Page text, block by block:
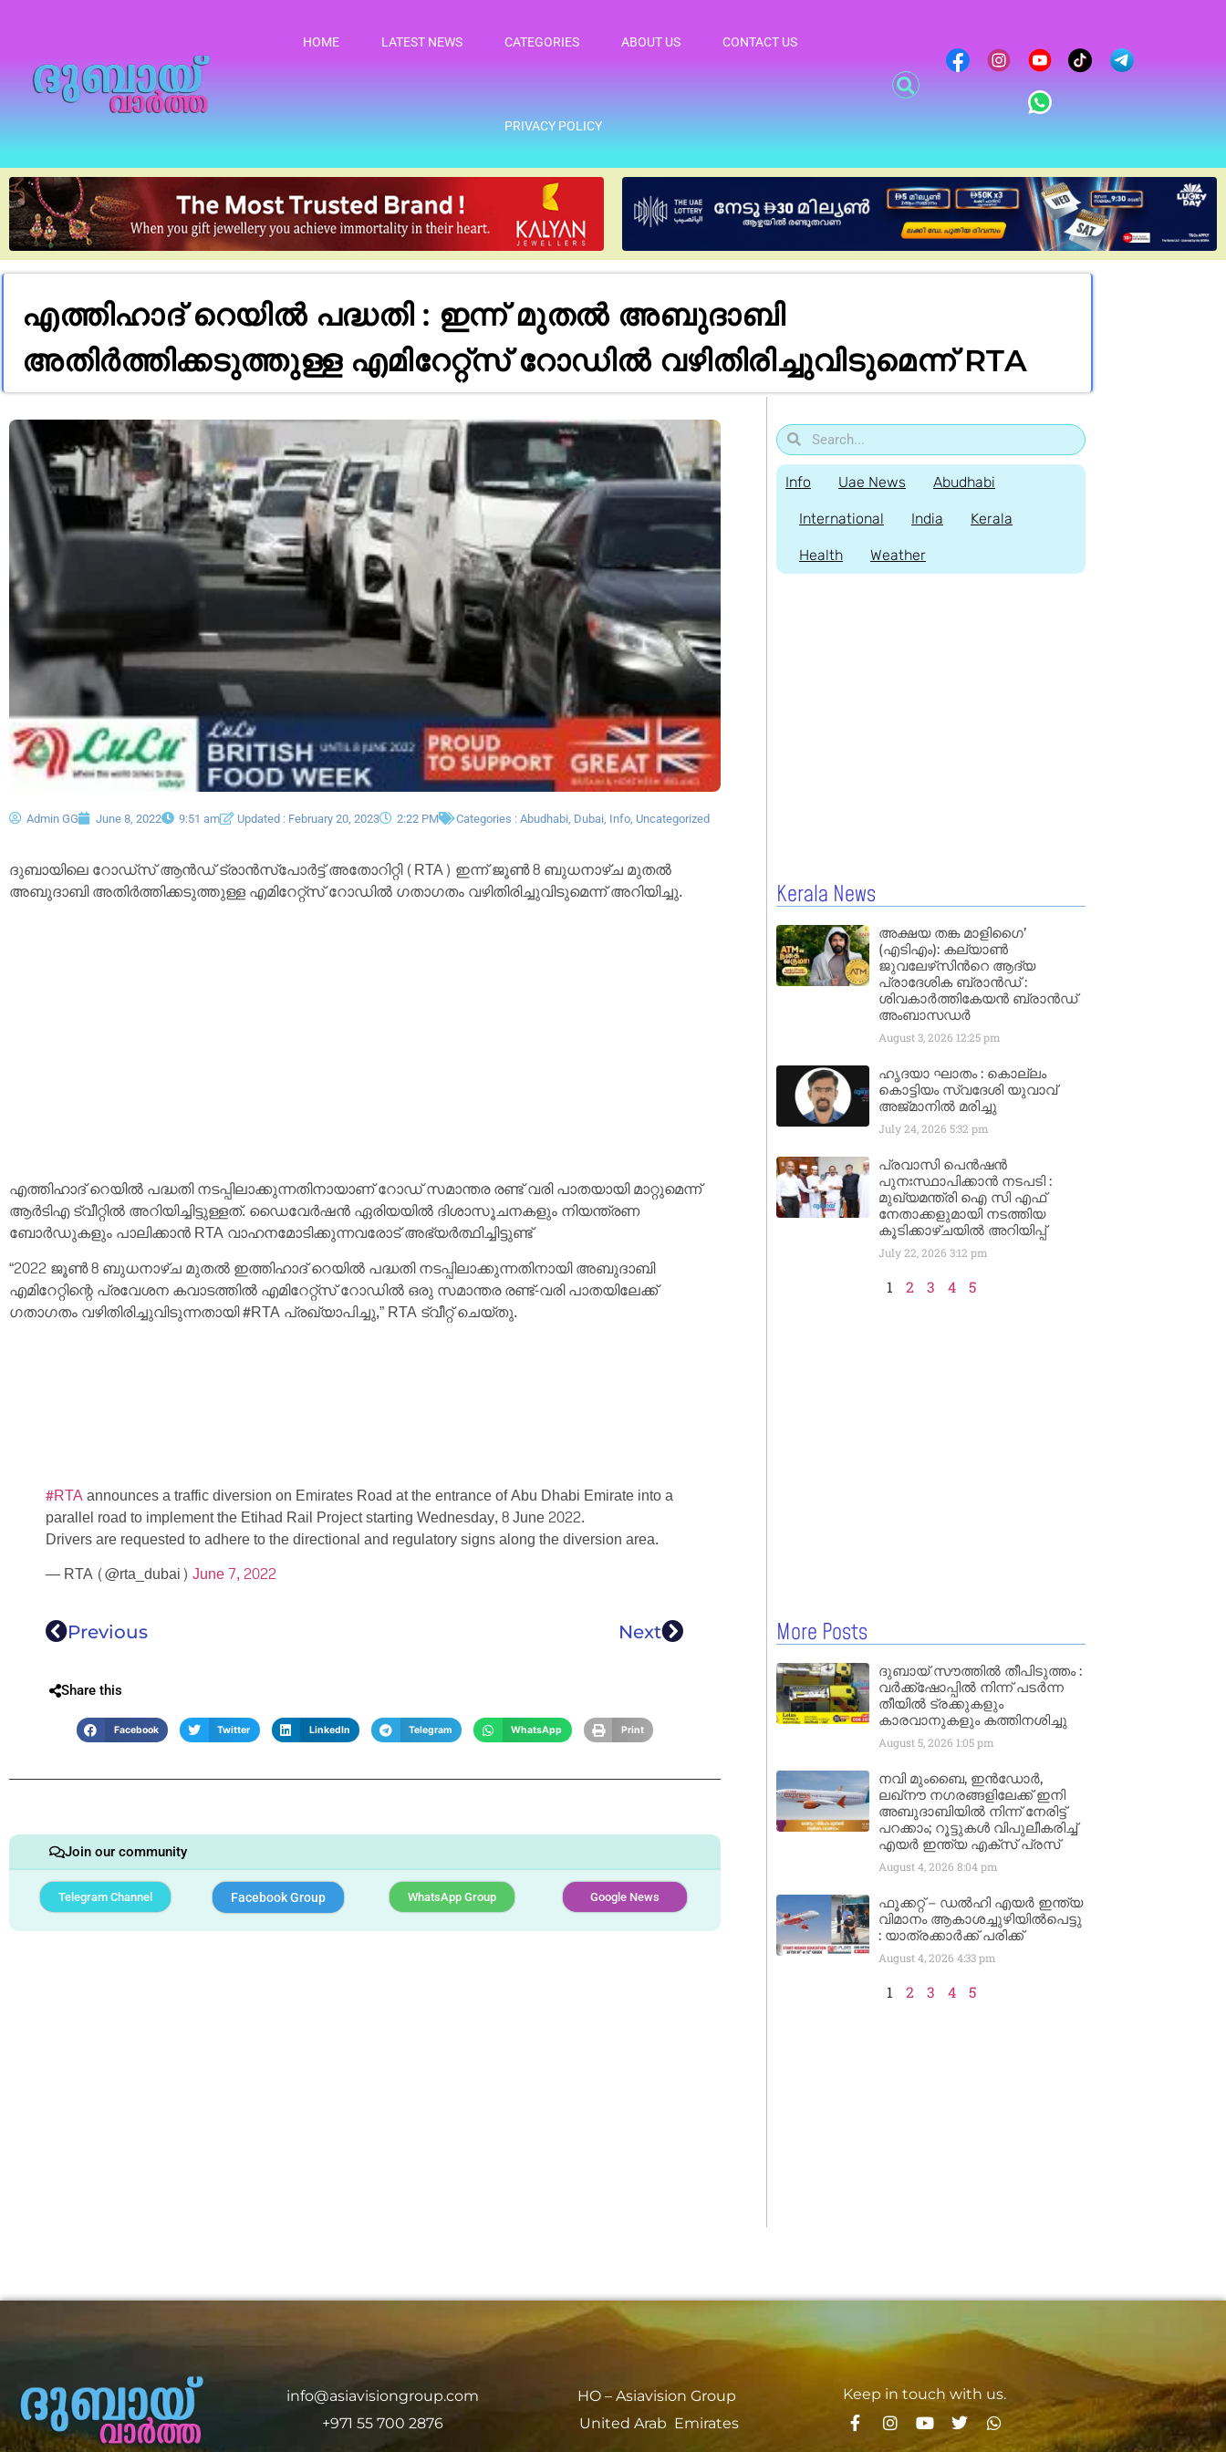
HOME LATEST NEWS CATEGORIES ABOUT US CONTACT US
PRIVACY POLICY
എത്തിഹാദ് റെയിൽ പദ്ധതി : ഇന്ന് മുതൽ അബുദാബി
അതിർത്തിക്കടുത്തുള്ള എമിറേറ്റ്‌സ് റോഡിൽ വഴിതിരിച്ചുവിടുമെന്ന് RTA
Admin GG June 8, 2022 9:51 am Updated : February 20, 2023 2:22 PM Categories : Abudhabi Dubai Info Uncategorized
ദുബായിലെ റോഡ്‌സ് ആൻഡ് ട്രാൻസ്‌പോർട്ട് അതോറിറ്റി (RTA) ഇന്ന് ജൂൺ 8 ബുധനാഴ്ച മുതൽ
അബുദാബി അതിർത്തിക്കടുത്തുള്ള എമിറേറ്റ്‌സ് റോഡിൽ ഗതാഗതം വഴിതിരിച്ചുവിടുമെന്ന് അറിയിച്ചു.
എത്തിഹാദ് റെയിൽ പദ്ധതി നടപ്പിലാക്കുന്നതിനായാണ് റോഡ് സമാന്തര രണ്ട് വരി പാതയായി മാറ്റുമെന്ന്
ആർടിഎ ട്വീറ്റിൽ അറിയിച്ചിട്ടുള്ളത്. ഡൈവേർഷൻ ഏരിയയിൽ ദിശാസൂചനകളും നിയന്ത്രണ
ബോർഡുകളും പാലിക്കാൻ RTA വാഹനമോടിക്കുന്നവരോട് അഭ്യർത്ഥിച്ചിട്ടുണ്ട്
“2022 ജൂൺ 8 ബുധനാഴ്ച മുതൽ ഇത്തിഹാദ് റെയിൽ പദ്ധതി നടപ്പിലാക്കുന്നതിനായി അബുദാബി
എമിറേറ്റിന്റെ പ്രവേശന കവാടത്തിൽ എമിറേറ്റ്സ് റോഡിൽ ഒരു സമാന്തര രണ്ട്-വരി പാതയിലേക്ക്
ഗതാഗതം വഴിതിരിച്ചുവിടുന്നതായി #RTA പ്രഖ്യാപിച്ചു,” RTA ട്വീറ്റ് ചെയ്തു.
#RTAannounces a traffic diversion on Emirates Road at the entrance of Abu Dhabi Emirate into a
parallel road to implement the Etihad Rail Project starting Wednesday, 8 June 2022.
Drivers are requested to adhere to the directional and regulatory signs along the diversion area.
— RTA (@rta_dubai) June 7, 2022
Previous Next
Share this
Facebook Twitter LinkedIn Telegram WhatsApp Print
Join our community
Telegram Channel Facebook Group WhatsApp Group Google News
Info Uae News Abudhabi
International India Kerala
Health Weather
Kerala News
അക്ഷയ തങ്ക മാളിഗൈ’
(എടിഎം): കല്യാണ്‍
ജുവലേഴ്‌സിന്‍റെ ആദ്യ
പ്രാദേശിക ബ്രാന്‍ഡ് :
ശിവകാര്‍ത്തികേയന്‍ ബ്രാന്‍ഡ്
അംബാസഡര്‍
August 3, 2026 12:25 pm
ഹൃദയാ ഘാതം : കൊല്ലം
കൊട്ടിയം സ്വദേശി യുവാവ്
അജ്മാനിൽ മരിച്ചു
July 24, 2026 5:32 pm
പ്രവാസി പെൻഷൻ
പുനഃസ്ഥാപിക്കാൻ നടപടി :
മുഖ്യമന്ത്രി ഐ സി എഫ്
നേതാക്കളുമായി നടത്തിയ
കൂടിക്കാഴ്ചയിൽ അറിയിപ്പ്
July 22, 2026 3:12 pm
1 2 3 4 5
More Posts
ദുബായ് സൗത്തിൽ തീപിടുത്തം :
വർക്ക്‌ഷോപ്പിൽ നിന്ന് പടർന്ന
തീയിൽ ട്രക്കുകളും
കാരവാനുകളും കത്തിനശിച്ചു
August 5, 2026 1:05 pm
നവി മുംബൈ, ഇൻഡോർ,
ലഖ്നൗ നഗരങ്ങളിലേക്ക് ഇനി
അബുദാബിയിൽ നിന്ന് നേരിട്ട്
പറക്കാം; റൂട്ടുകൾ വിപുലീകരിച്ച്
എയർ ഇന്ത്യ എക്സ് പ്രസ്
August 4, 2026 8:04 pm
ഫൂക്കറ്റ് – ഡൽഹി എയര്‍ ഇന്ത്യ
വിമാനം ആകാശച്ചുഴിയില്‍പെട്ടു
: യാത്രക്കാര്‍ക്ക് പരിക്ക്
August 4, 2026 4:33 pm
1 2 3 4 5
info@asiavisiongroup.com
+971 55 700 2876
HO – Asiavision Group
United Arab Emirates
Keep in touch with us.